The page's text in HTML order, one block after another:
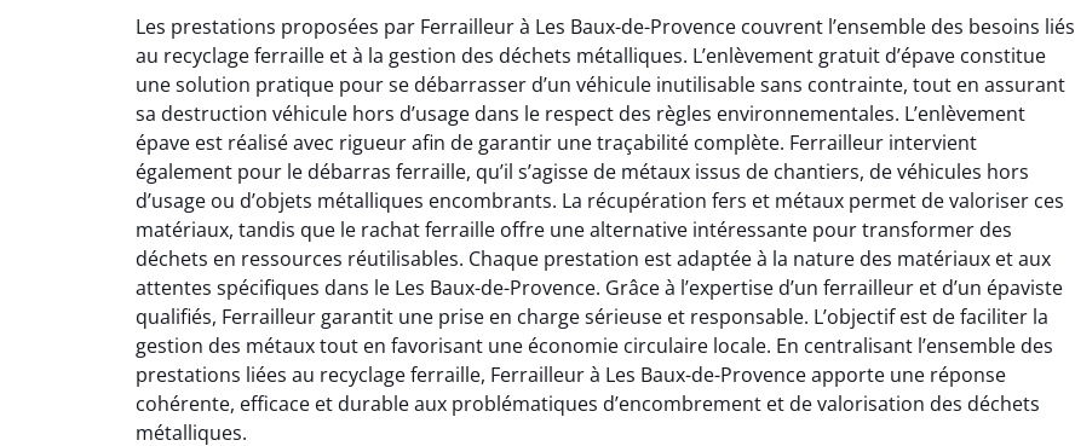
Les prestations proposées par Ferrailleur à Les Baux-de-Provence couvrent l’ensemble des besoins liés
au recyclage ferraille et à la gestion des déchets métalliques. L’enlèvement gratuit d’épave constitue
une solution pratique pour se débarrasser d’un véhicule inutilisable sans contrainte, tout en assurant
sa destruction véhicule hors d’usage dans le respect des règles environnementales. L’enlèvement
épave est réalisé avec rigueur afin de garantir une traçabilité complète. Ferrailleur intervient
également pour le débarras ferraille, qu’il s’agisse de métaux issus de chantiers, de véhicules hors
d’usage ou d’objets métalliques encombrants. La récupération fers et métaux permet de valoriser ces
matériaux, tandis que le rachat ferraille offre une alternative intéressante pour transformer des
déchets en ressources réutilisables. Chaque prestation est adaptée à la nature des matériaux et aux
attentes spécifiques dans le Les Baux-de-Provence. Grâce à l’expertise d’un ferrailleur et d’un épaviste
qualifiés, Ferrailleur garantit une prise en charge sérieuse et responsable. L’objectif est de faciliter la
gestion des métaux tout en favorisant une économie circulaire locale. En centralisant l’ensemble des
prestations liées au recyclage ferraille, Ferrailleur à Les Baux-de-Provence apporte une réponse
cohérente, efficace et durable aux problématiques d’encombrement et de valorisation des déchets
métalliques.